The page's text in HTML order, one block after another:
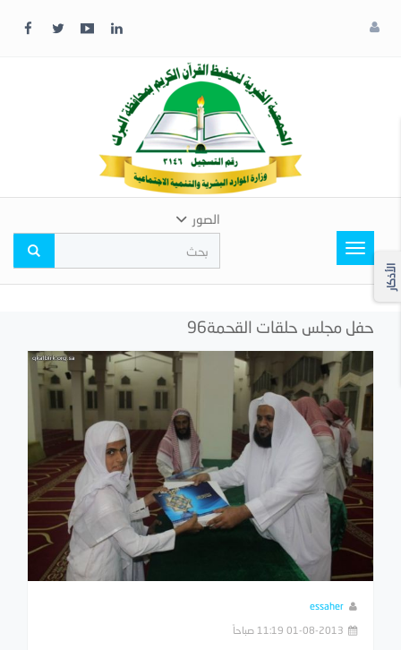
Toggle
navigation
الصور
الأذكار
حفل مجلس حلقات القحمة96
essaher
01-08-2013 11:19 صباحاً